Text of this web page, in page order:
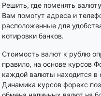
Решить, где поменять
Вам помогут адреса и
расположенные для
котировки банков.
Стоимость валют к рублю
правило, на основе курсов
каждой валюты находится в
Динамика курсов форекс